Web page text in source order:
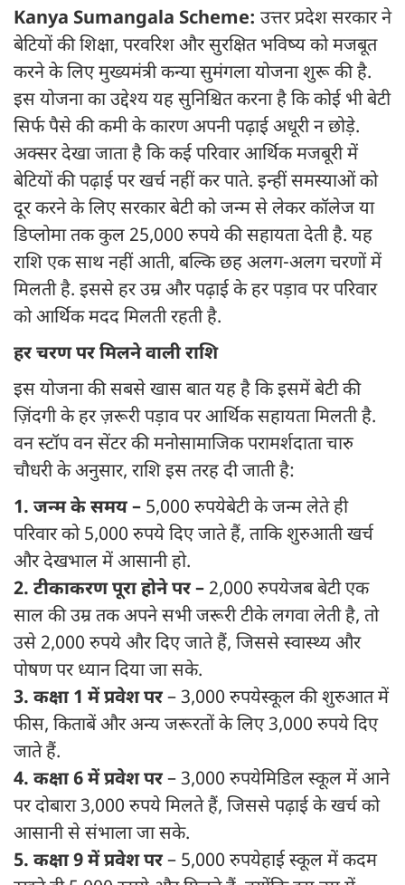
Kanya Sumangala Scheme: उत्तर प्रदेश सरकार ने
बेटियों की शिक्षा, परवरिश और सुरक्षित भविष्य को मजबूत
करने के लिए मुख्यमंत्री कन्या सुमंगला योजना शुरू की है.
इस योजना का उद्देश्य यह सुनिश्चित करना है कि कोई भी बेटी
सिर्फ पैसे की कमी के कारण अपनी पढ़ाई अधूरी न छोड़े.
अक्सर देखा जाता है कि कई परिवार आर्थिक मजबूरी में
बेटियों की पढ़ाई पर खर्च नहीं कर पाते. इन्हीं समस्याओं को
दूर करने के लिए सरकार बेटी को जन्म से लेकर कॉलेज या
डिप्लोमा तक कुल 25,000 रुपये की सहायता देती है. यह
राशि एक साथ नहीं आती, बल्कि छह अलग-अलग चरणों में
मिलती है. इससे हर उम्र और पढ़ाई के हर पड़ाव पर परिवार
को आर्थिक मदद मिलती रहती है.
हर चरण पर मिलने वाली राशि
इस योजना की सबसे खास बात यह है कि इसमें बेटी की
ज़िंदगी के हर ज़रूरी पड़ाव पर आर्थिक सहायता मिलती है.
वन स्टॉप वन सेंटर की मनोसामाजिक परामर्शदाता चारु
चौधरी के अनुसार, राशि इस तरह दी जाती है:
1. जन्म के समय – 5,000 रुपये बेटी के जन्म लेते ही
परिवार को 5,000 रुपये दिए जाते हैं, ताकि शुरुआती खर्च
और देखभाल में आसानी हो.
2. टीकाकरण पूरा होने पर – 2,000 रुपये जब बेटी एक
साल की उम्र तक अपने सभी जरूरी टीके लगवा लेती है, तो
उसे 2,000 रुपये और दिए जाते हैं, जिससे स्वास्थ्य और
पोषण पर ध्यान दिया जा सके.
3. कक्षा 1 में प्रवेश पर– 3,000 रुपये स्कूल की शुरुआत में
फीस, किताबें और अन्य जरूरतों के लिए 3,000 रुपये दिए
जाते हैं.
4. कक्षा 6 में प्रवेश पर– 3,000 रुपये मिडिल स्कूल में आने
पर दोबारा 3,000 रुपये मिलते हैं, जिससे पढ़ाई के खर्च को
आसानी से संभाला जा सके.
5. कक्षा 9 में प्रवेश पर– 5,000 रुपये हाई स्कूल में कदम